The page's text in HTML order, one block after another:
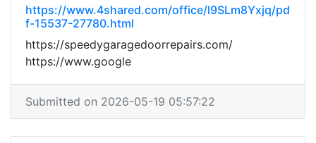
https://www.4shared.com/office/l9SLm8Yxjq/pd
f-15537-27780.html
https://speedygaragedoorrepairs.com/
https://www.google
Submitted on 2026-05-19 05:57:22